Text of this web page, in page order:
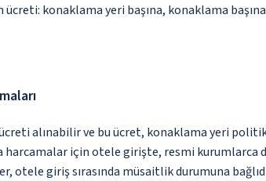
ücreti: konaklama yeri başına, konaklama başına
alınabilir ve bu ücret, konaklama yeri
harcamalar için otele girişte, resmi
otele giriş sırasında müsaitlik durumuna